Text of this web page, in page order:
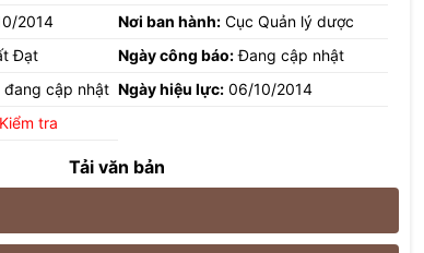
2014 Nơi ban hành: Cục Quản lý dược
Đạt Ngày công báo:Đang cập nhật
đang cập nhật Ngày hiệu lực: 06/10/2014
Kiểm tra
Tải văn bản